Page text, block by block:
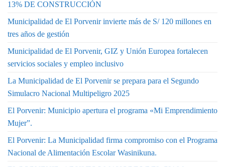
13% DE CONSTRUCCIÓN
Municipalidad de El Porvenir invierte más de S/ 120 millones en
tres años de gestión
Municipalidad de El Porvenir, GIZ y Unión Europea fortalecen
servicios sociales y empleo inclusivo
La Municipalidad de El Porvenir se prepara para el Segundo
Simulacro Nacional Multipeligro 2025
El Porvenir: Municipio apertura el programa «Mi Emprendimiento
Mujer”.
El Porvenir: La Municipalidad firma compromiso con el Programa
Nacional de Alimentación Escolar Wasinikuna.